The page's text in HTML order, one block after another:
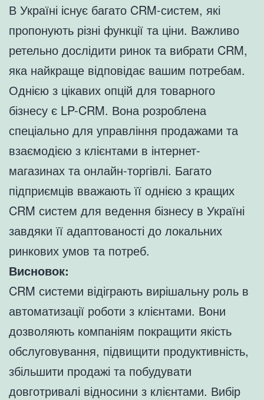
В Україні існує багато CRM-систем, які
пропонують різні функції та ціни. Важливо
ретельно дослідити ринок та вибрати CRM,
яка найкраще відповідає вашим потребам.
Однією з цікавих опцій для товарного
бізнесу є LP-CRM. Вона розроблена
спеціально для управління продажами та
взаємодією з клієнтами в інтернет-
магазинах та онлайн-торгівлі. Багато
підприємців вважають її однією з кращих
CRM систем для ведення бізнесу в Україні
завдяки її адаптованості до локальних
ринкових умов та потреб.
Висновок:
CRM системи відіграють вирішальну роль в
автоматизації роботи з клієнтами. Вони
дозволяють компаніям покращити якість
обслуговування, підвищити продуктивність,
збільшити продажі та побудувати
довготривалі відносини з клієнтами. Вибір